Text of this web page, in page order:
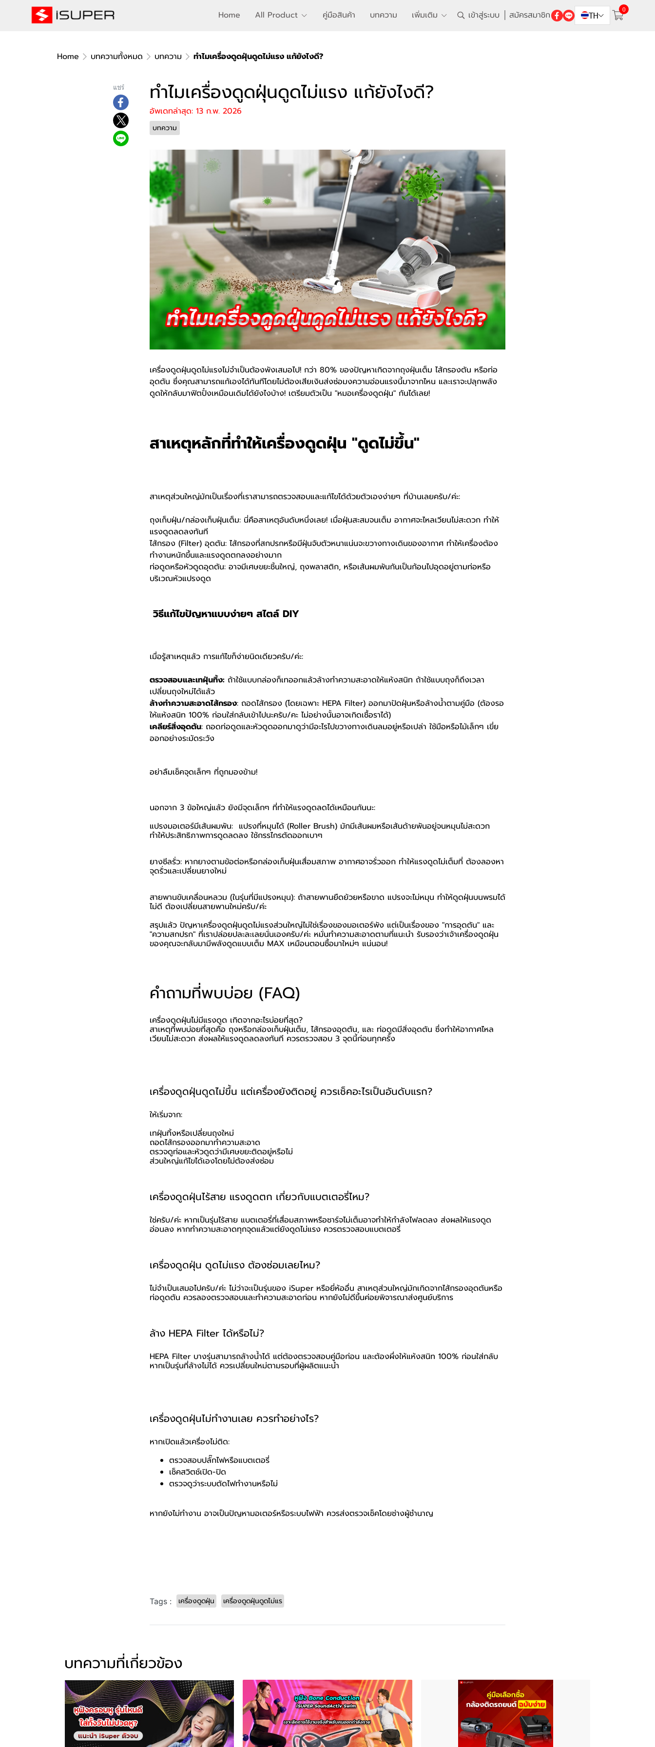
Home All Product คู่มือสินค้า บทความ เพิ่มเติม เข้าสู่ระบบ สมัครสมาชิก TH
0
Home บทความทั้งหมด บทความ ทำไมเครื่องดูดฝุ่นดูดไม่แรง แก้ยังไงดี?
แชร์ ทำไมเครื่องดูดฝุ่นดูดไม่แรง แก้ยังไงดี?
อัพเดทล่าสุด: 13 ก.พ. 2026
บทความ
เครื่องดูดฝุ่นดูดไม่แรงไม่จำเป็นต้องพังเสมอไป! กว่า 80% ของปัญหาเกิดจากถุงฝุ่นเต็ม ไส้กรองตัน หรือท่อ
อุดตัน ซึ่งคุณสามารถแก้เองได้ทันทีโดยไม่ต้องเสียเงินส่งซ่อมงความอ่อนแรงนี้มาจากไหน และเราจะปลุกพลัง
ดูดให้กลับมาฟิตปั๋งเหมือนเดิมได้ยังไงบ้าง! เตรียมตัวเป็น "หมอเครื่องดูดฝุ่น" กันได้เลย!
สาเหตุหลักที่ทำให้เครื่องดูดฝุ่น "ดูดไม่ขึ้น"
สาเหตุส่วนใหญ่มักเป็นเรื่องที่เราสามารถตรวจสอบและแก้ไขได้ด้วยตัวเองง่ายๆ ที่บ้านเลยครับ/ค่ะ:
ถุงเก็บฝุ่น/กล่องเก็บฝุ่นเต็ม: นี่คือสาเหตุอันดับหนึ่งเลย! เมื่อฝุ่นสะสมจนเต็ม อากาศจะไหลเวียนไม่สะดวก ทำให้
แรงดูดลดลงทันที
ไส้กรอง (Filter) อุดตัน: ไส้กรองที่สกปรกหรือมีฝุ่นจับตัวหนาแน่นจะขวางทางเดินของอากาศ ทำให้เครื่องต้อง
ทำงานหนักขึ้นและแรงดูดตกลงอย่างมาก
ท่อดูดหรือหัวดูดอุดตัน: อาจมีเศษขยะชิ้นใหญ่, ถุงพลาสติก, หรือเส้นผมพันกันเป็นก้อนไปอุดอยู่ตามท่อหรือ
บริเวณหัวแปรงดูด
️ วิธีแก้ไขปัญหาแบบง่ายๆ สไตล์ DIY
เมื่อรู้สาเหตุแล้ว การแก้ไขก็ง่ายนิดเดียวครับ/ค่ะ:
ตรวจสอบและเทฝุ่นทิ้ง: ถ้าใช้แบบกล่องก็เทออกแล้วล้างทำความสะอาดให้แห้งสนิท ถ้าใช้แบบถุงก็ถึงเวลา
เปลี่ยนถุงใหม่ได้แล้ว
ล้างทำความสะอาดไส้กรอง: ถอดไส้กรอง (โดยเฉพาะ HEPA Filter) ออกมาปัดฝุ่นหรือล้างน้ำตามคู่มือ (ต้องรอ
ให้แห้งสนิท 100% ก่อนใส่กลับเข้าไปนะครับ/คะ ไม่อย่างนั้นอาจเกิดเชื้อราได้)
เคลียร์สิ่งอุดตัน: ถอดท่อดูดและหัวดูดออกมาดูว่ามีอะไรไปขวางทางเดินลมอยู่หรือเปล่า ใช้มือหรือไม้เล็กๆ เขี่ย
ออกอย่างระมัดระวัง
อย่าลืมเช็คจุดเล็กๆ ที่ถูกมองข้าม!
นอกจาก 3 ข้อใหญ่แล้ว ยังมีจุดเล็กๆ ที่ทำให้แรงดูดลดได้เหมือนกันนะ:
แปรงมอเตอร์มีเส้นผมพัน: ‍️ แปรงที่หมุนได้ (Roller Brush) มักมีเส้นผมหรือเส้นด้ายพันอยู่จนหมุนไม่สะดวก
ทำให้ประสิทธิภาพการดูดลดลง ใช้กรรไกรตัดออกเบาๆ
ยางซีลรั่ว: หากยางตามข้อต่อหรือกล่องเก็บฝุ่นเสื่อมสภาพ อากาศอาจรั่วออก ทำให้แรงดูดไม่เต็มที่ ต้องลองหา
จุดรั่วและเปลี่ยนยางใหม่
สายพานขับเคลื่อนหลวม (ในรุ่นที่มีแปรงหมุน): ถ้าสายพานยืดย้วยหรือขาด แปรงจะไม่หมุน ทำให้ดูดฝุ่นบนพรมได้
ไม่ดี ต้องเปลี่ยนสายพานใหม่ครับ/ค่ะ
สรุปแล้ว ปัญหาเครื่องดูดฝุ่นดูดไม่แรงส่วนใหญ่ไม่ใช่เรื่องของมอเตอร์พัง แต่เป็นเรื่องของ "การอุดตัน" และ
"ความสกปรก" ที่เราปล่อยปละละเลยนั่นเองครับ/ค่ะ หมั่นทำความสะอาดตามที่แนะนำ รับรองว่าเจ้าเครื่องดูดฝุ่น
ของคุณจะกลับมามีพลังดูดแบบเต็ม MAX เหมือนตอนซื้อมาใหม่ๆ แน่นอน!
คำถามที่พบบ่อย (FAQ)
เครื่องดูดฝุ่นไม่มีแรงดูด เกิดจากอะไรบ่อยที่สุด?
สาเหตุที่พบบ่อยที่สุดคือ ถุงหรือกล่องเก็บฝุ่นเต็ม, ไส้กรองอุดตัน, และ ท่อดูดมีสิ่งอุดตัน ซึ่งทำให้อากาศไหล
เวียนไม่สะดวก ส่งผลให้แรงดูดลดลงทันที ควรตรวจสอบ 3 จุดนี้ก่อนทุกครั้ง
เครื่องดูดฝุ่นดูดไม่ขึ้น แต่เครื่องยังติดอยู่ ควรเช็คอะไรเป็นอันดับแรก?
ให้เริ่มจาก:
เทฝุ่นทิ้งหรือเปลี่ยนถุงใหม่
ถอดไส้กรองออกมาทำความสะอาด
ตรวจดูท่อและหัวดูดว่ามีเศษขยะติดอยู่หรือไม่
ส่วนใหญ่แก้ไขได้เองโดยไม่ต้องส่งซ่อม
เครื่องดูดฝุ่นไร้สาย แรงดูดตก เกี่ยวกับแบตเตอรี่ไหม?
ใช่ครับ/ค่ะ หากเป็นรุ่นไร้สาย แบตเตอรี่ที่เสื่อมสภาพหรือชาร์จไม่เต็มอาจทำให้กำลังไฟลดลง ส่งผลให้แรงดูด
อ่อนลง หากทำความสะอาดทุกจุดแล้วแต่ยังดูดไม่แรง ควรตรวจสอบแบตเตอรี่
เครื่องดูดฝุ่น ดูดไม่แรง ต้องซ่อมเลยไหม?
ไม่จำเป็นเสมอไปครับ/ค่ะ ไม่ว่าจะเป็นรุ่นของ iSuper หรือยี่ห้ออื่น สาเหตุส่วนใหญ่มักเกิดจากไส้กรองอุดตันหรือ
ท่อดูดตัน ควรลองตรวจสอบและทำความสะอาดก่อน หากยังไม่ดีขึ้นค่อยพิจารณาส่งศูนย์บริการ
ล้าง HEPA Filter ได้หรือไม่?
HEPA Filter บางรุ่นสามารถล้างน้ำได้ แต่ต้องตรวจสอบคู่มือก่อน และต้องผึ่งให้แห้งสนิท 100% ก่อนใส่กลับ
หากเป็นรุ่นที่ล้างไม่ได้ ควรเปลี่ยนใหม่ตามรอบที่ผู้ผลิตแนะนำ
เครื่องดูดฝุ่นไม่ทำงานเลย ควรทำอย่างไร?
หากเปิดแล้วเครื่องไม่ติด:
ตรวจสอบปลั๊กไฟหรือแบตเตอรี่
เช็คสวิตช์เปิด-ปิด
ตรวจดูว่าระบบตัดไฟทำงานหรือไม่
หากยังไม่ทำงาน อาจเป็นปัญหามอเตอร์หรือระบบไฟฟ้า ควรส่งตรวจเช็คโดยช่างผู้ชำนาญ
Tags : เครื่องดูดฝุ่น เครื่องดูดฝุ่นดูดไม่แร
บทความที่เกี่ยวข้อง